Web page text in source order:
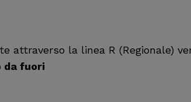
attraverso la linea R (Regionale)
da fuori